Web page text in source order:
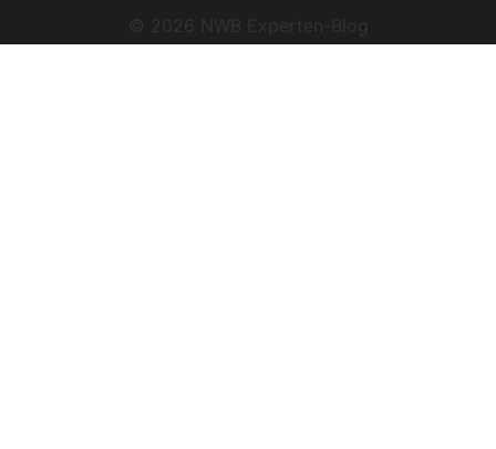
© 2026 NWB Experten-Blog